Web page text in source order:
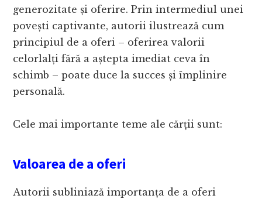
generozitate și oferire. Prin intermediul unei
povești captivante, autorii ilustrează cum
principiul de a oferi – oferirea valorii
celorlalți fără a aștepta imediat ceva în
schimb – poate duce la succes și împlinire
personală.
Cele mai importante teme ale cărții sunt:
Valoarea de a oferi
Autorii subliniază importanța de a oferi